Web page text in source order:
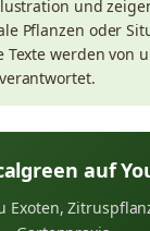
und
Pflanzen oder
Texte werden von
auf
Exoten,